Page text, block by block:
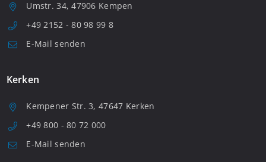
Umstr. 34, 47906 Kempen
+49 2152 - 80 98 99 8
E-Mail senden
Kerken
Kempener Str. 3, 47647 Kerken
+49 800 - 80 72 000
E-Mail senden